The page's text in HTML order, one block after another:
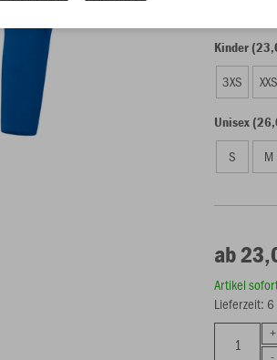
Kinder
3XS
Unisex
S M
ab
Artikel
Lieferzeit: 6